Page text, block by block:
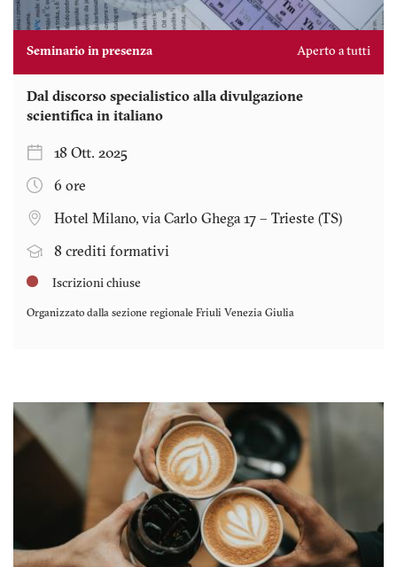
Seminario in presenza Aperto a tutti
Dal discorso specialistico alla divulgazione
scientifica in italiano
18 Ott. 2025
6 ore
Hotel Milano, via Carlo Ghega 17 – Trieste (TS)
8 crediti formativi
Iscrizioni chiuse
Organizzato dalla sezione regionale Friuli Venezia Giulia